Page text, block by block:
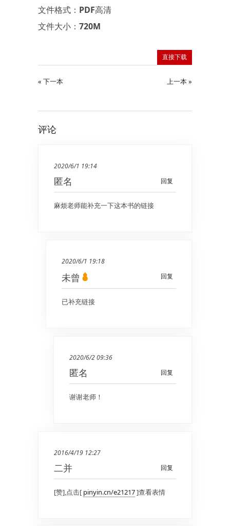
文件格式：PDF高清
文件大小：720M
直接下载
« 下一本 上一本 »
评论
2020/6/1 19:14
回复
匿名
麻烦老师能补充一下这本书的链接
2020/6/1 19:18
回复
未曾
已补充链接
2020/6/2 09:36
回复
匿名
谢谢老师！
2016/4/19 12:27
回复
二并
[赞],点击[ pinyin.cn/e21217]查看表情